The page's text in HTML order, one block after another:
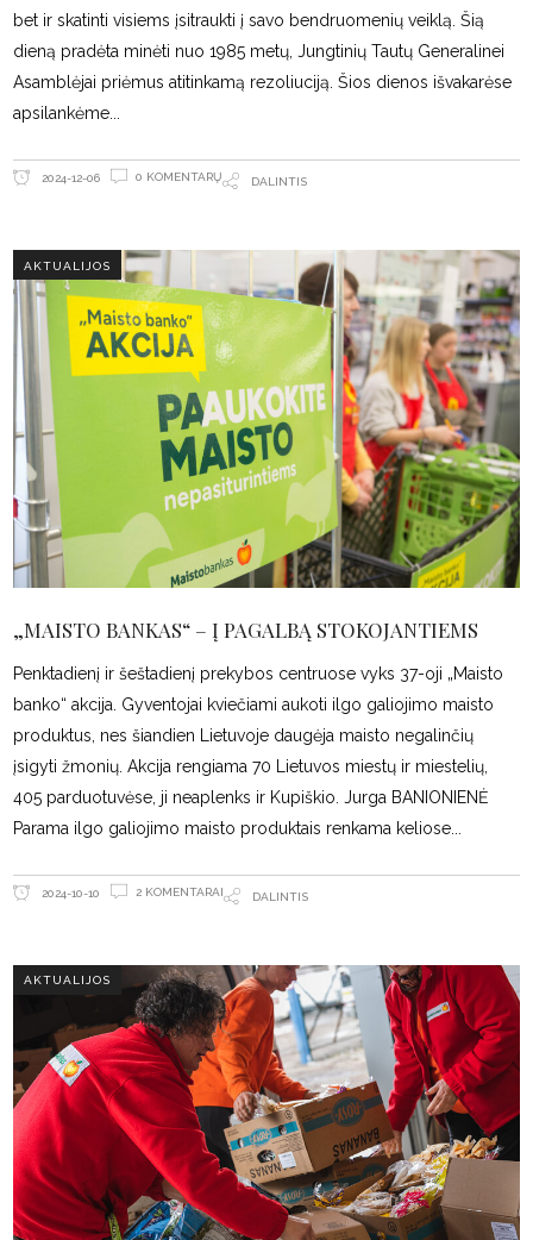
bet ir skatinti visiems įsitraukti į savo bendruomenių veiklą. Šią
dieną pradėta minėti nuo 1985 metų, Jungtinių Tautų Generalinei
Asamblėjai priėmus atitinkamą rezoliuciją. Šios dienos išvakarėse
apsilankėme
2024-12-06 0 KOMENTARŲ DALINTIS
AKTUALIJOS
„MAISTO BANKAS“ – Į PAGALBĄ STOKOJANTIEMS
Penktadienį ir šeštadienį prekybos centruose vyks 37-oji „Maisto
banko“ akcija. Gyventojai kviečiami aukoti ilgo galiojimo maisto
produktus, nes šiandien Lietuvoje daugėja maisto negalinčių
įsigyti žmonių. Akcija rengiama 70 Lietuvos miestų ir miestelių,
405 parduotuvėse, ji neaplenks ir Kupiškio. Jurga BANIONIENĖ
Parama ilgo galiojimo maisto produktais renkama keliose
2024-10-10 2 KOMENTARAI DALINTIS
AKTUALIJOS